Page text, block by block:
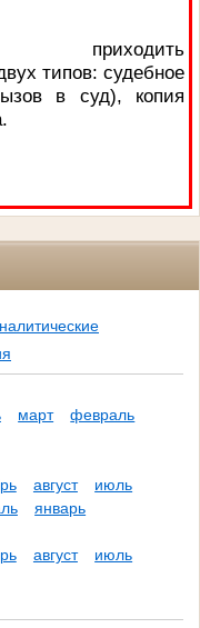
приходить
типов: судебное
в суд), копия
март
февраль
август
июль
январь
август
июль